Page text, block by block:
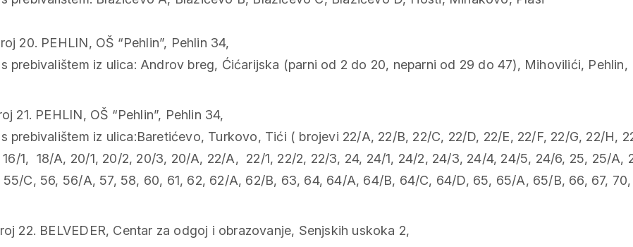
20. PEHLIN, OŠ “Pehlin”, Pehlin 34,
prebivalištem iz ulica: Androv breg, Ćićarijska (parni od 2 do 20, neparni od 29 do 47), Mihovilići,
21. PEHLIN, OŠ “Pehlin”, Pehlin 34,
prebivalištem iz ulica:Baretićevo, Turkovo, Tići ( brojevi 22/A, 22/B, 22/C, 22/D, 22/E, 22/F, 22/G, 22/H,
16/1, 18/A, 20/1, 20/2, 20/3, 20/A, 22/A, 22/1, 22/2, 22/3, 24, 24/1, 24/2, 24/3, 24/4, 24/5, 24/6, 25,
C, 56, 56/A, 57, 58, 60, 61, 62, 62/A, 62/B, 63, 64, 64/A, 64/B, 64/C, 64/D, 65, 65/A, 65/B, 66, 67,
22. BELVEDER, Centar za odgoj i obrazovanje, Senjskih uskoka 2,